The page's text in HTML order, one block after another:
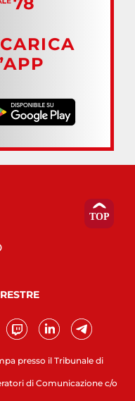
presso il Tribunale di
di Comunicazione c/o